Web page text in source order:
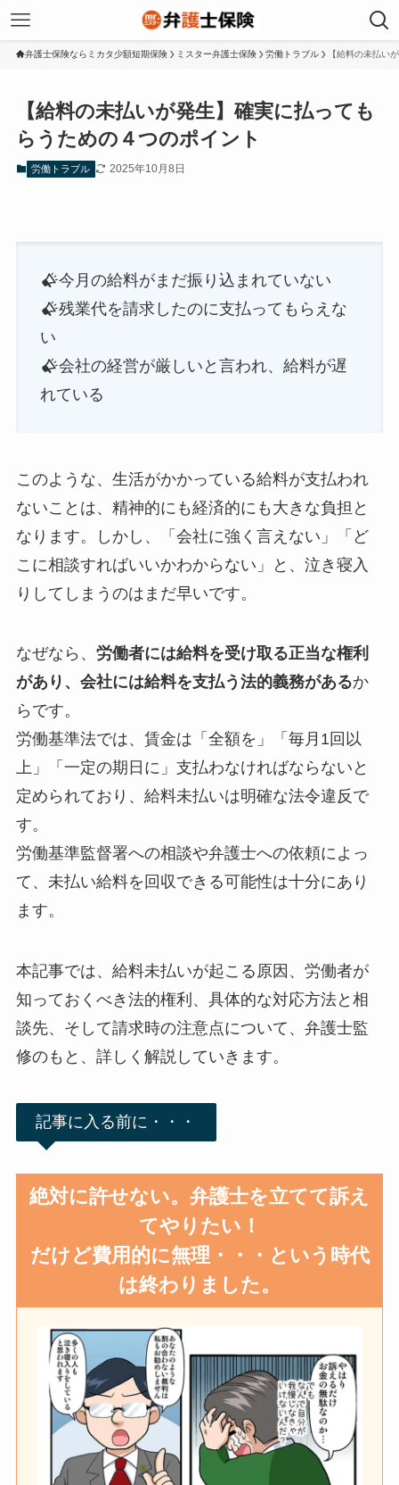
弁護士保険ならミカタ少額短期保険 ミスター弁護士保険 労働トラブル 【給料の未払い
【給料の未払いが発生】確実に払っても
らうための４つのポイント
労働トラブル 2025年10月8日
今月の給料がまだ振り込まれていない
残業代を請求したのに支払ってもらえな
い
会社の経営が厳しいと言われ、給料が遅
れている
このような、生活がかかっている給料が支払われ
ないことは、精神的にも経済的にも大きな負担と
なります。しかし、「会社に強く言えない」「ど
こに相談すればいいかわからない」と、泣き寝入
りしてしまうのはまだ早いです。
なぜなら、 労働者には給料を受け取る正当な権利
があり、会社には給料を支払う法的義務があるか
らです。
労働基準法では、賃金は「全額を」「毎月1回以
上」「一定の期日に」支払わなければならないと
定められており、給料未払いは明確な法令違反で
す。
労働基準監督署への相談や弁護士への依頼によっ
て、未払い給料を回収できる可能性は十分にあり
ます。
本記事では、給料未払いが起こる原因、労働者が
知っておくべき法的権利、具体的な対応方法と相
談先、そして請求時の注意点について、弁護士監
修のもと、詳しく解説していきます。
記事に入る前に・・・
絶対に許せない。弁護士を立てて訴え
てやりたい！
だけど費用的に無理・・・という時代
は終わりました。